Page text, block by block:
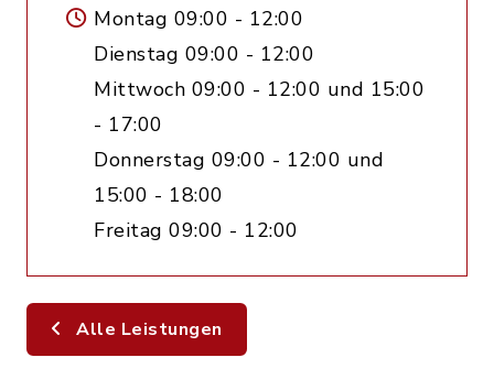
Montag 09:00 - 12:00
Dienstag 09:00 - 12:00
Mittwoch 09:00 - 12:00 und 15:00
- 17:00
Donnerstag 09:00 - 12:00 und
15:00 - 18:00
Freitag 09:00 - 12:00
Alle Leistungen